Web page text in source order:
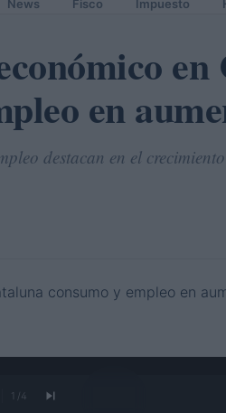
News Fisco Impuesto
en
destacan en el
1 /4